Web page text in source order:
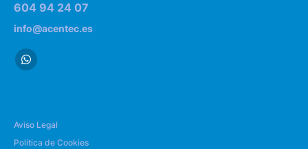
604 94 24 07
info@acentec.es
Aviso Legal
Política de Cookies